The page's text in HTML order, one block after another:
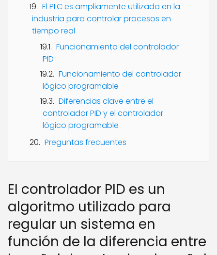
El PLC es ampliamente utilizado en la
industria para controlar procesos en
tiempo real
Funcionamiento del controlador
PID
Funcionamiento del controlador
lógico programable
Diferencias clave entre el
controlador PID y el controlador
lógico programable
Preguntas frecuentes
El controlador PID es un
algoritmo utilizado para
regular un sistema en
función de la diferencia entre